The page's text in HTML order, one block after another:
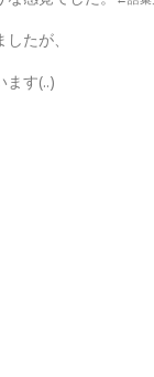
たが、
ます(..)